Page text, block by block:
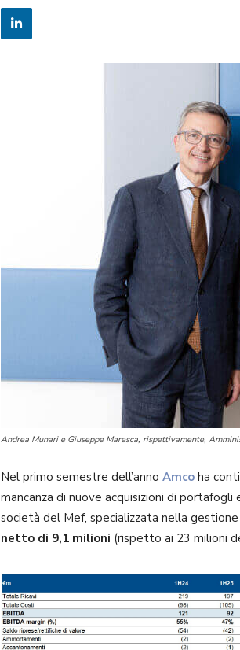
Andrea Munari e Giuseppe Maresca, rispettivamente,
Nel primo semestre dell’anno Amco ha
mancanza di nuove acquisizioni di
società del Mef, specializzata nella
netto di 9,1 milioni (rispetto ai 23 milioni